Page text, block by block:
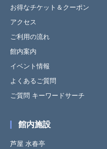
お得なチケット＆クーポン
アクセス
ご利用の流れ
館内案内
イベント情報
よくあるご質問
ご質問 キーワードサーチ
館内施設
芦屋 水春亭